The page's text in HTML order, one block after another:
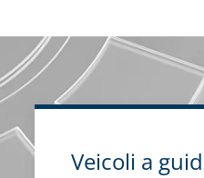
Veicoli a